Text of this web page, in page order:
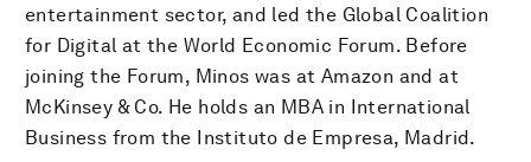
entertainment sector, and led the Global Coalition
for Digital at the World Economic Forum. Before
joining the Forum, Minos was at Amazon and at
McKinsey & Co. He holds an MBA in International
Business from the Instituto de Empresa, Madrid.